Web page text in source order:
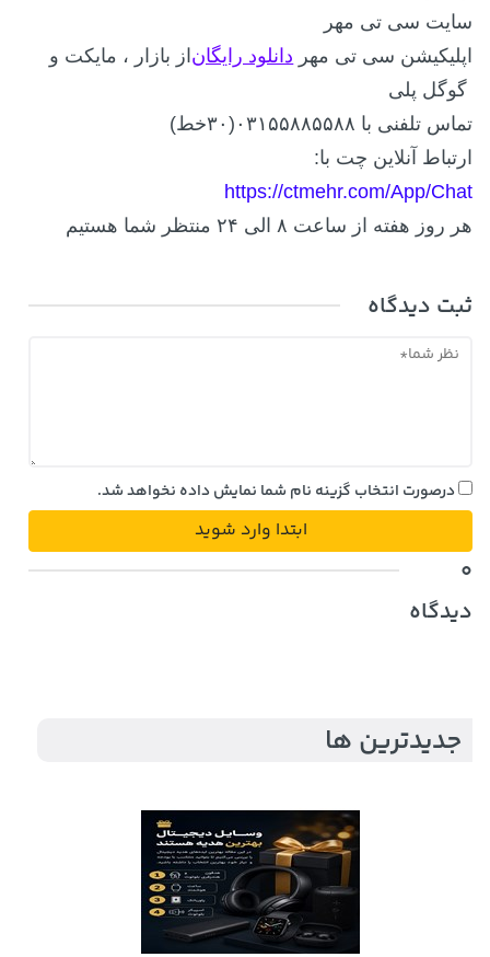
سایت سی تی مهر
اپلیکیشن سی تی مهر دانلود رایگان
تماس تلفنی با ۰۳۱۵۵۸۸۵۵۸۸(۳۰خط
)
ارتباط آنلاین چت با:
https://ctmehr.com/App/Chat
هر روز هفته از ساعت ۸ الی ۲۴ منتظر شما هستیم
ثبت دیدگاه
درصورت انتخاب گزینه نام شما نمایش داده نخواهد شد.
ابتدا وارد شوید
0
دیدگاه
جدیدترین ها